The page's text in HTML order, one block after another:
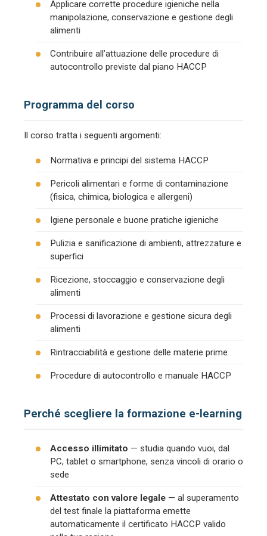
Applicare corrette procedure igieniche nella
manipolazione, conservazione e gestione degli
alimenti
Contribuire all’attuazione delle procedure di
autocontrollo previste dal piano HACCP
Programma del corso
Il corso tratta i seguenti argomenti:
Normativa e principi del sistema HACCP
Pericoli alimentari e forme di contaminazione
(fisica, chimica, biologica e allergeni)
Igiene personale e buone pratiche igieniche
Pulizia e sanificazione di ambienti, attrezzature e
superfici
Ricezione, stoccaggio e conservazione degli
alimenti
Processi di lavorazione e gestione sicura degli
alimenti
Rintracciabilità e gestione delle materie prime
Procedure di autocontrollo e manuale HACCP
Perché scegliere la formazione e-learning
Accesso illimitato — studia quando vuoi, dal
PC, tablet o smartphone, senza vincoli di orario o
sede
Attestato con valore legale — al superamento
del test finale la piattaforma emette
automaticamente il certificato HACCP valido